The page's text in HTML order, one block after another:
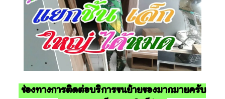
ช่องทางการติดต่อบริการขนย้ายของมากมายครับ